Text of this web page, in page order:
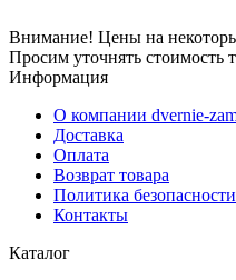
Внимание! Цены на
Просим уточнять стоимость
Информация
О компании dvernie-
Доставка
Оплата
Возврат товара
Политика безопасности
Контакты
Каталог